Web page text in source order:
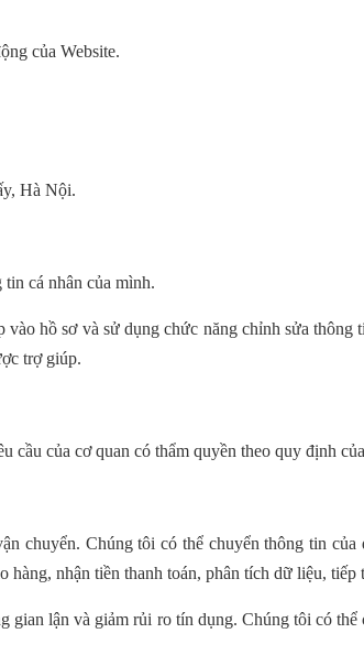
của Website.
Hà Nội.
cá nhân của mình.
hồ sơ và sử dụng chức năng chỉnh sửa
trợ giúp.
cầu của cơ quan có thẩm quyền theo quy định
chuyển. Chúng tôi có thể chuyển thông tin
nhận tiền thanh toán, phân tích dữ liệu,
lận và giảm rủi ro tín dụng. Chúng tôi có